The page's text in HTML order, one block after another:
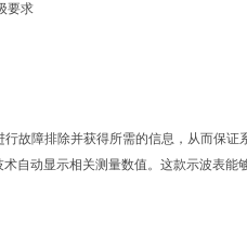
要求
故障排除并获得所需的信息，从而保
动显示相关测量数值。这款示波表能够